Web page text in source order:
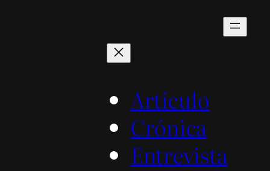
Artículo
Crónica
Entrevista